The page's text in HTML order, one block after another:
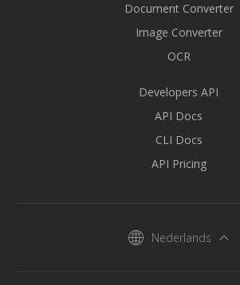
Document Converter
Image Converter
OCR
Developers API
API Docs
CLI Docs
API Pricing
Nederlands